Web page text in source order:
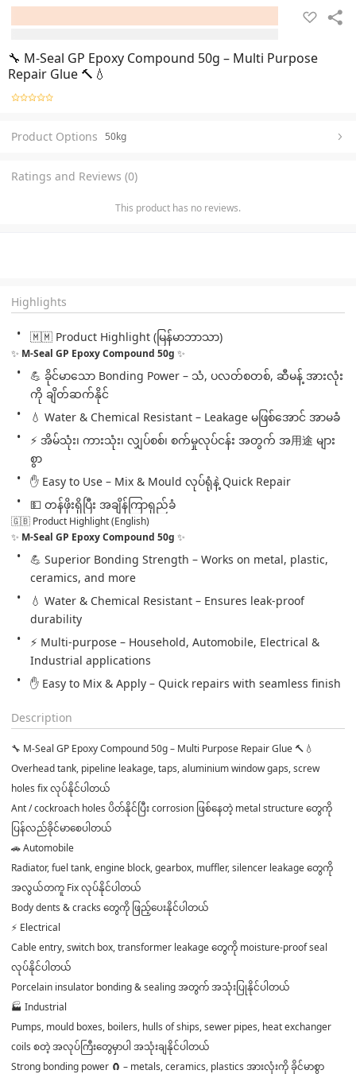
🔧 M-Seal GP Epoxy Compound 50g – Multi Purpose
Repair Glue 🔨💧
Product Options 50kg
Ratings and Reviews (0)
This product has no reviews.
Highlights
🇲🇲 Product Highlight (မြန်မာဘာသာ)
✨ M-Seal GP Epoxy Compound 50g ✨
💪 ခိုင်မာသော Bonding Power – သံ, ပလတ်စတစ်, ဆီမန့် အားလုံး
ကို ချိတ်ဆက်နိုင်
💧 Water & Chemical Resistant – Leakage မဖြစ်အောင် အာမခံ
⚡ အိမ်သုံး၊ ကားသုံး၊ လျှပ်စစ်၊ စက်မှုလုပ်ငန်း အတွက် အ用途 များ
စွာ
✋ Easy to Use – Mix & Mould လုပ်ရုံနဲ့ Quick Repair
💵 တန်ဖိုးရှိပြီး အချိန်ကြာရှည်ခံ
🇬🇧 Product Highlight (English)
✨ M-Seal GP Epoxy Compound 50g ✨
💪 Superior Bonding Strength – Works on metal, plastic,
ceramics, and more
💧 Water & Chemical Resistant – Ensures leak-proof
durability
⚡ Multi-purpose – Household, Automobile, Electrical &
Industrial applications
✋ Easy to Mix & Apply – Quick repairs with seamless finish
Description
🔧 M-Seal GP Epoxy Compound 50g – Multi Purpose Repair Glue 🔨💧
Overhead tank, pipeline leakage, taps, aluminium window gaps, screw
holes fix လုပ်နိုင်ပါတယ်
Ant / cockroach holes ပိတ်နိုင်ပြီး corrosion ဖြစ်နေတဲ့ metal structure တွေကို
ပြန်လည်ခိုင်မာစေပါတယ်
🚗 Automobile
Radiator, fuel tank, engine block, gearbox, muffler, silencer leakage တွေကို
အလွယ်တကူ Fix လုပ်နိုင်ပါတယ်
Body dents & cracks တွေကို ဖြည့်ပေးနိုင်ပါတယ်
⚡ Electrical
Cable entry, switch box, transformer leakage တွေကို moisture-proof seal
လုပ်နိုင်ပါတယ်
Porcelain insulator bonding & sealing အတွက် အသုံးပြုနိုင်ပါတယ်
🏭 Industrial
Pumps, mould boxes, boilers, hulls of ships, sewer pipes, heat exchanger
coils စတဲ့ အလုပ်ကြီးတွေမှာပါ အသုံးချနိုင်ပါတယ်
Strong bonding power 🧲 – metals, ceramics, plastics အားလုံးကို ခိုင်မာစွာ